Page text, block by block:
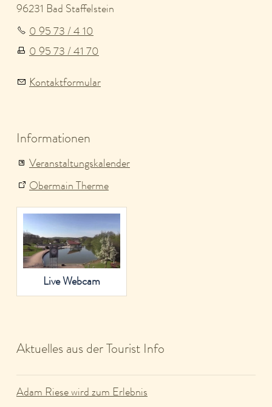
96231 Bad Staffelstein
0 95 73 / 4 10
0 95 73 / 41 70
Kontaktformular
Informationen
Veranstaltungskalender
Obermain Therme
Live Webcam
Aktuelles aus der Tourist Info
Adam Riese wird zum Erlebnis